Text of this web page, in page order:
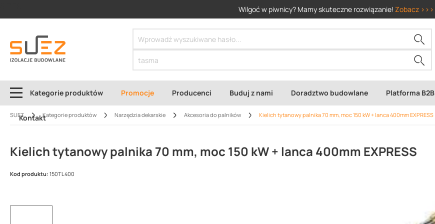
Wilgoć w piwnicy? Mamy skuteczne rozwiązanie! Zobacz >>>
Kategorie produktów Promocje Producenci Buduj z nami Doradztwo budowlane Platforma B2B
Kontakt
SUEZ Kategorie produktów Narzędzia dekarskie Akcesoria do palników Kielich tytanowy palnika 70 mm, moc 150 kW + lanca 400mm EXPRESS
Kielich tytanowy palnika 70 mm, moc 150 kW + lanca 400mm EXPRESS
Kod produktu: 150TL400